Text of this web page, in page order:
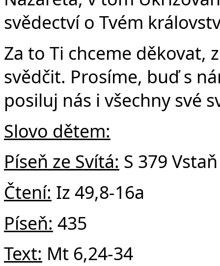
svědectví o Tvém
Za to Ti chceme děkovat,
svědčit. Prosíme, buď s
posiluj nás i všechny své
Slovo dětem:
Píseň ze Svítá: S 379
Čtení: Iz 49,8-16a
Píseň: 435
Text: Mt 6,24-34